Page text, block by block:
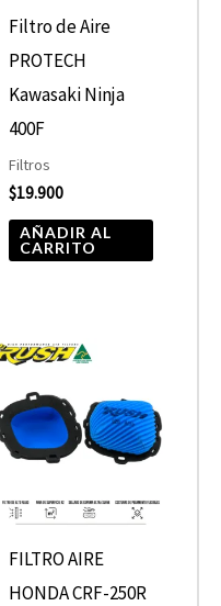
Filtro de Aire
PROTECH
Kawasaki Ninja
400F
Filtros
$19.900
AÑADIR AL
CARRITO
FILTRO AIRE
HONDA CRF-250R